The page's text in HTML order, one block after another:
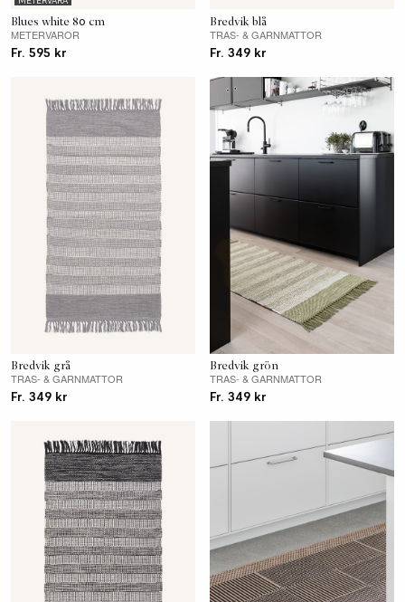
Blues white 80 cm
METERVAROR
Fr. 595 kr
Bredvik blå
TRAS- & GARNMATTOR
Fr. 349 kr
Bredvik grå
TRAS- & GARNMATTOR
Fr. 349 kr
Bredvik grön
TRAS- & GARNMATTOR
Fr. 349 kr